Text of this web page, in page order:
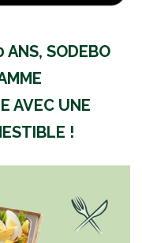
ANS, SODEBO
AVEC UNE
!